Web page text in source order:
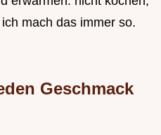
mach das immer so.
Geschmack